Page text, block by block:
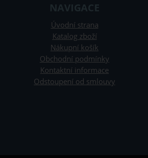
NAVIGACE
Úvodní strana
Katalog zboží
Nákupní košík
Obchodní podmínky
Kontaktní informace
Odstoupení od smlouvy